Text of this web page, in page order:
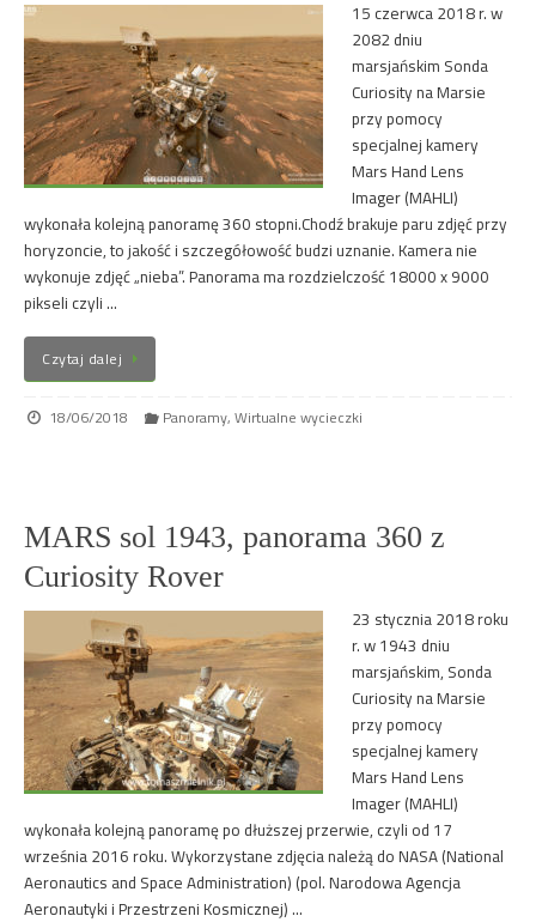
15 czerwca 2018 r. w
2082 dniu
marsjańskim Sonda
Curiosity na Marsie
przy pomocy
specjalnej kamery
Mars Hand Lens
Imager (MAHLI)
wykonała kolejną panoramę 360 stopni.Chodź brakuje paru zdjęć przy
horyzoncie, to jakość i szczegółowość budzi uznanie. Kamera nie
wykonuje zdjęć „nieba”. Panorama ma rozdzielczość 18000 x 9000
pikseli czyli …
Czytaj dalej
18/06/2018 Panoramy,Wirtualne wycieczki
MARS sol 1943, panorama 360 z
Curiosity Rover
23 stycznia 2018 roku
r. w 1943 dniu
marsjańskim, Sonda
Curiosity na Marsie
przy pomocy
specjalnej kamery
Mars Hand Lens
Imager (MAHLI)
wykonała kolejną panoramę po dłuższej przerwie, czyli od 17
września 2016 roku. Wykorzystane zdjęcia należą do NASA (National
Aeronautics and Space Administration) (pol. Narodowa Agencja
Aeronautyki i Przestrzeni Kosmicznej) …